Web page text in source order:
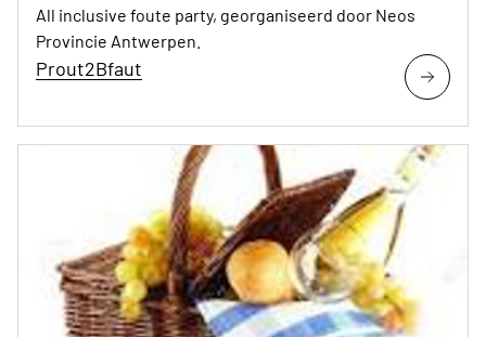
All inclusive foute party, georganiseerd door Neos
Provincie Antwerpen.
Prout2Bfaut